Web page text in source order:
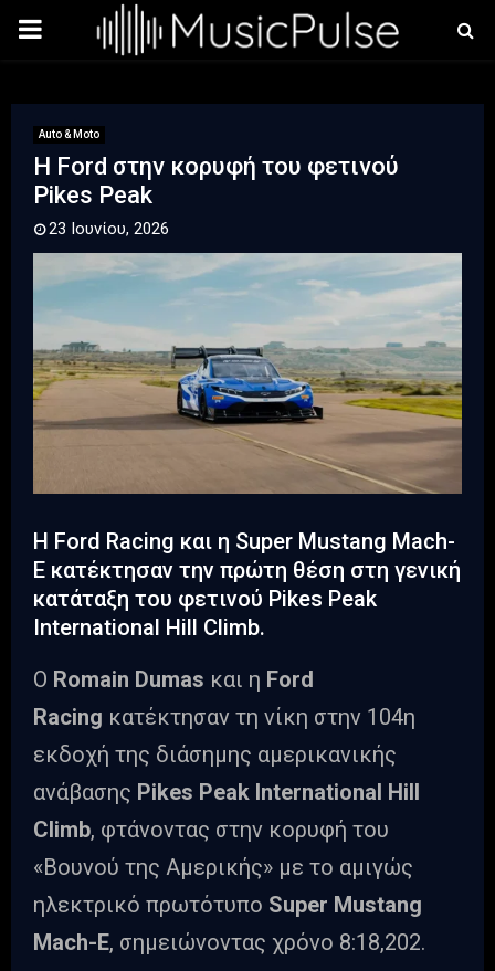
PRIMARY
Auto & Moto
Η Ford στην κορυφή του φετινού
Pikes Peak
23 Ιουνίου, 2026
H Ford Racing και η Super Mustang Mach-
E κατέκτησαν την πρώτη θέση στη γενική
κατάταξη του φετινού Pikes Peak
International Hill Climb.
Ο Romain Dumas και η Ford
Racing κατέκτησαν τη νίκη στην 104η
εκδοχή της διάσημης αμερικανικής
ανάβασης Pikes Peak International Hill
Climb, φτάνοντας στην κορυφή του
«Βουνού της Αμερικής» με το αμιγώς
ηλεκτρικό πρωτότυπο Super Mustang
Mach-E, σημειώνοντας χρόνο 8:18,202.